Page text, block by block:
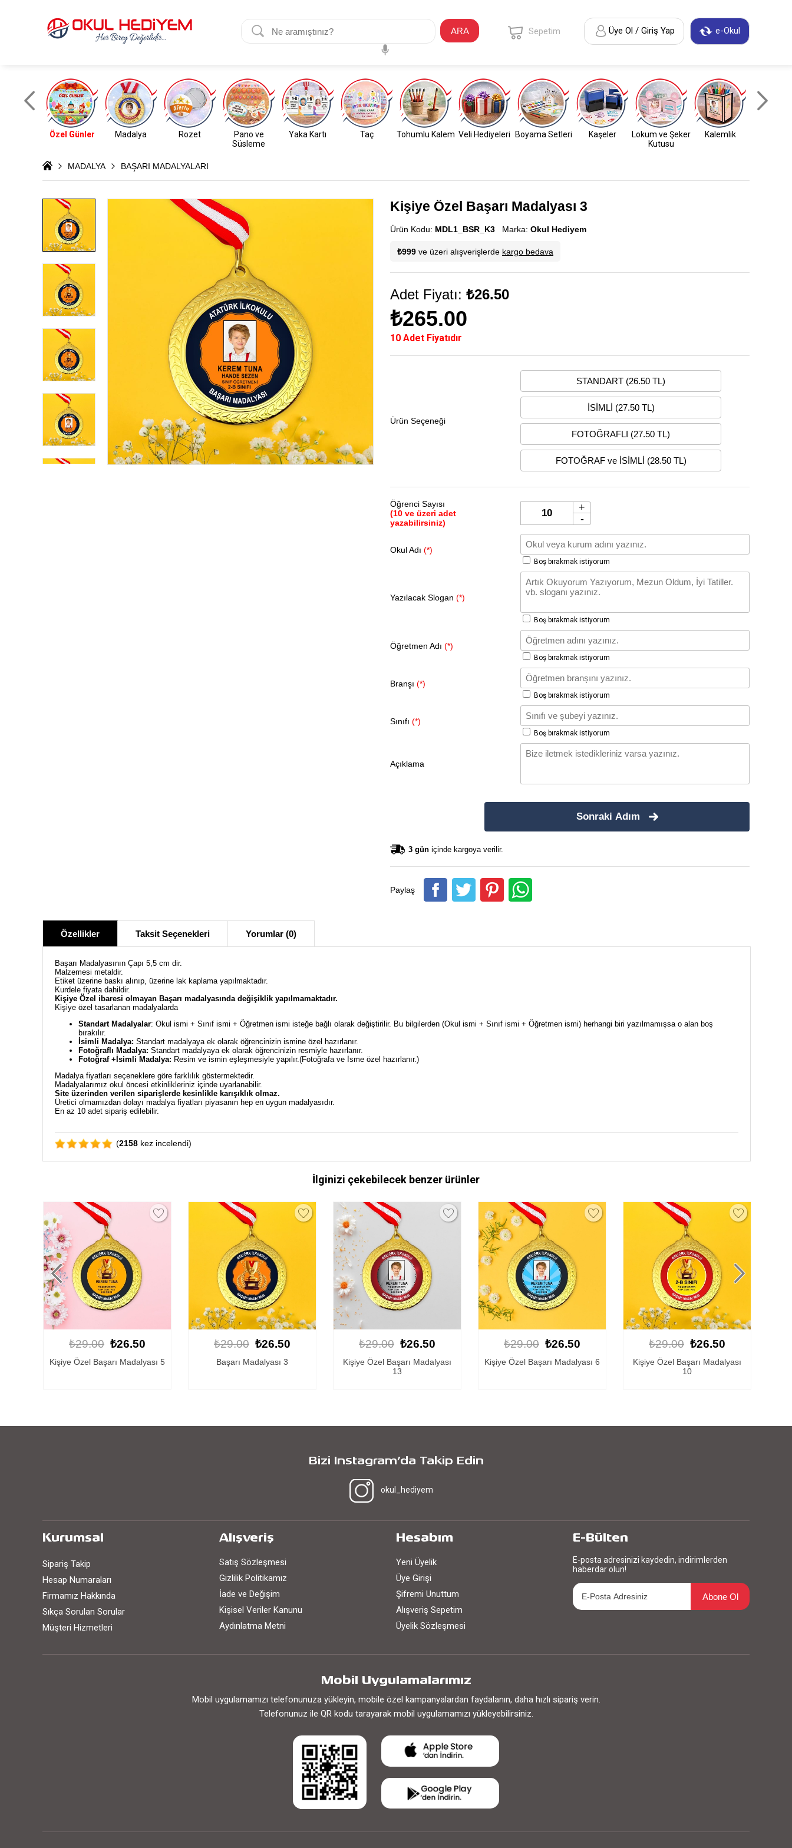
ARA e-Okul
Üye Ol / Giriş Yap
Sepetim
Özel Günler Madalya Rozet
Pano ve
Süsleme
Yaka Kartı Taç Tohumlu Kalem Veli Hediyeleri Boyama Setleri Kaşeler
Lokum ve Şeker
Kutusu
Kalemlik
MADALYA BAŞARI MADALYALARI
Kişiye Özel Başarı Madalyası 3
Ürün Kodu: MDL1_BSR_K3 Marka: Okul Hediyem
₺999 ve üzeri alışverişlerde kargo bedava
Adet Fiyatı: ₺26.50
₺265.00
10 Adet Fiyatıdır
Ürün Seçeneği
STANDART (26.50 TL)
İSİMLİ (27.50 TL)
FOTOĞRAFLI (27.50 TL)
FOTOĞRAF ve İSİMLİ (28.50 TL)
Öğrenci Sayısı
(10 ve üzeri adet
yazabilirsiniz)
+
-
Okul Adı (*)
Boş bırakmak istiyorum
Yazılacak Slogan (*)
Boş bırakmak istiyorum
Öğretmen Adı (*)
Boş bırakmak istiyorum
Branşı (*)
Boş bırakmak istiyorum
Sınıfı (*)
Boş bırakmak istiyorum
Açıklama
Sonraki Adım
3 gün içinde kargoya verilir.
Paylaş
Özellikler Taksit Seçenekleri Yorumlar (0)
Başarı Madalyasının Çapı 5,5 cm dir.
Malzemesi metaldir.
Etiket üzerine baskı alınıp, üzerine lak kaplama yapılmaktadır.
Kurdele fiyata dahildir.
Kişiye Özel ibaresi olmayan Başarı madalyasında değişiklik yapılmamaktadır.
Kişiye özel tasarlanan madalyalarda
Standart Madalyalar: Okul ismi + Sınıf ismi + Öğretmen ismi isteğe bağlı olarak değiştirilir. Bu bilgilerden (Okul ismi + Sınıf ismi + Öğretmen ismi) herhangi biri yazılmamışsa o alan boş
bırakılır.
İsimli Madalya: Standart madalyaya ek olarak öğrencinizin ismine özel hazırlanır.
Fotoğraflı Madalya: Standart madalyaya ek olarak öğrencinizin resmiyle hazırlanır.
Fotoğraf +İsimli Madalya: Resim ve ismin eşleşmesiyle yapılır.(Fotoğrafa ve İsme özel hazırlanır.)
Madalya fiyatları seçeneklere göre farklılık göstermektedir.
Madalyalarımız okul öncesi etkinlikleriniz içinde uyarlanabilir.
Site üzerinden verilen siparişlerde kesinlikle karışıklık olmaz.
Üretici olmamızdan dolayı madalya fiyatları piyasanın hep en uygun madalyasıdır.
En az 10 adet sipariş edilebilir.
(2158 kez incelendi)
İlginizi çekebilecek benzer ürünler
₺29.00 ₺26.50
Başarı Madalyası 3
₺29.00 ₺26.50
Kişiye Özel Başarı Madalyası
₺29.00 ₺26.50
Kişiye Özel Başarı Madalyası 6
₺29.00 ₺26.50
Kişiye Özel Başarı Madalyası
₺29.00 ₺26.50
Başarı Madalyası 15
Bizi Instagram’da Takip Edin
okul_hediyem
Kurumsal
Sipariş Takip
Hesap Numaraları
Firmamız Hakkında
Sıkça Sorulan Sorular
Müşteri Hizmetleri
Alışveriş
Satış Sözleşmesi
Gizlilik Politikamız
İade ve Değişim
Kişisel Veriler Kanunu
Aydınlatma Metni
Hesabım
Yeni Üyelik
Üye Girişi
Şifremi Unuttum
Alışveriş Sepetim
Üyelik Sözleşmesi
E-Bülten
E-posta adresinizi kaydedin, indirimlerden
haberdar olun!
Abone Ol
Mobil Uygulamalarımız
Mobil uygulamamızı telefonunuza yükleyin, mobile özel kampanyalardan faydalanın, daha hızlı sipariş verin.
Telefonunuz ile QR kodu tarayarak mobil uygulamamızı yükleyebilirsiniz.